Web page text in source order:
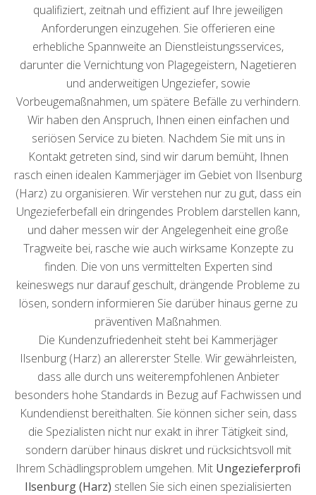
qualifiziert, zeitnah und effizient auf Ihre jeweiligen
Anforderungen einzugehen. Sie offerieren eine
erhebliche Spannweite an Dienstleistungsservices,
darunter die Vernichtung von Plagegeistern, Nagetieren
und anderweitigen Ungeziefer, sowie
Vorbeugemaßnahmen, um spätere Befälle zu verhindern.
Wir haben den Anspruch, Ihnen einen einfachen und
seriösen Service zu bieten. Nachdem Sie mit uns in
Kontakt getreten sind, sind wir darum bemüht, Ihnen
rasch einen idealen Kammerjäger im Gebiet von Ilsenburg
(Harz) zu organisieren. Wir verstehen nur zu gut, dass ein
Ungezieferbefall ein dringendes Problem darstellen kann,
und daher messen wir der Angelegenheit eine große
Tragweite bei, rasche wie auch wirksame Konzepte zu
finden. Die von uns vermittelten Experten sind
keineswegs nur darauf geschult, drängende Probleme zu
lösen, sondern informieren Sie darüber hinaus gerne zu
präventiven Maßnahmen.
Die Kundenzufriedenheit steht bei Kammerjäger
Ilsenburg (Harz) an allererster Stelle. Wir gewährleisten,
dass alle durch uns weiterempfohlenen Anbieter
besonders hohe Standards in Bezug auf Fachwissen und
Kundendienst bereithalten. Sie können sicher sein, dass
die Spezialisten nicht nur exakt in ihrer Tätigkeit sind,
sondern darüber hinaus diskret und rücksichtsvoll mit
Ihrem Schädlingsproblem umgehen. Mit Ungezieferprofi
Ilsenburg (Harz) stellen Sie sich einen spezialisierten